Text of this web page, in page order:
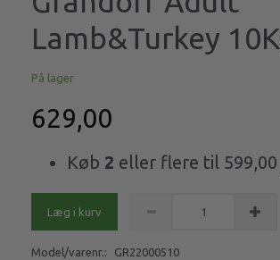
Lamb&Turkey
På lager
629,00
Køb 2 eller flere til 599,00
Læg i kurv
Model/varenr.: GR22000510